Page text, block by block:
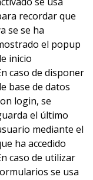
recordar que
se se ha
el popup
inicio
caso de disponer
base de datos
login, se
el último
mediante el
ha accedido
caso de utilizar
se usa